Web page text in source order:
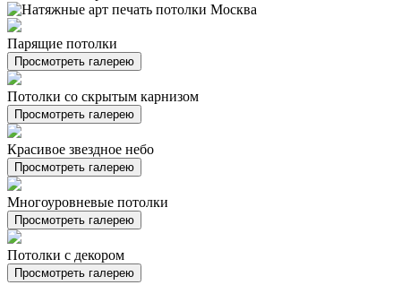
Парящие потолки
Просмотреть галерею
Потолки со скрытым карнизом
Просмотреть галерею
Красивое звездное небо
Просмотреть галерею
Многоуровневые потолки
Просмотреть галерею
Потолки с декором
Просмотреть галерею